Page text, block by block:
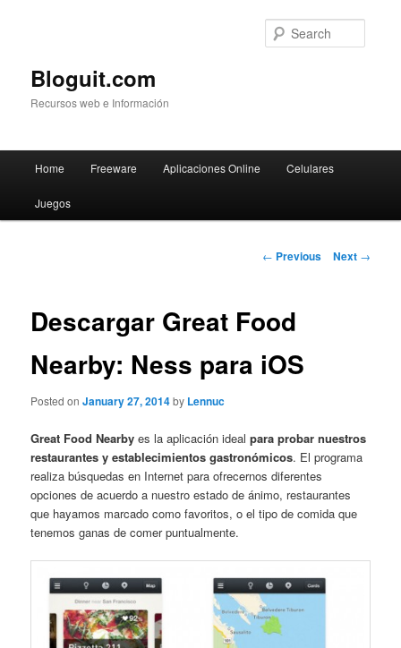
Bloguit.com
Recursos web e Información
Skip
to
Home Freeware Aplicaciones Online Celulares
Juegos
Post
← Previous Next →
Descargar Great Food
Nearby: Ness para iOS
Posted onJanuary 27, 2014by Lennuc
Great Food Nearby es la aplicación idealpara probar nuestros
restaurantes y establecimientos gastronómicos. El programa
realiza búsquedas en Internet para ofrecernos diferentes
opciones de acuerdo a nuestro estado de ánimo, restaurantes
que hayamos marcado como favoritos, o el tipo de comida que
tenemos ganas de comer puntualmente.